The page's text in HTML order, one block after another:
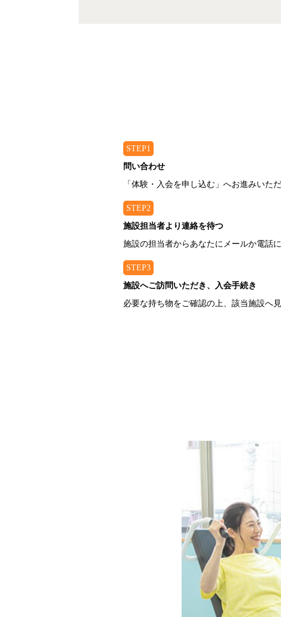
STEP1
問い合わせ
「体験・入会を申し込む」へお進みいた
STEP2
施設担当者より連絡を待つ
施設の担当者からあなたにメールか電話
STEP3
施設へご訪問いただき、入会手続き
必要な持ち物をご確認の上、該当施設へ